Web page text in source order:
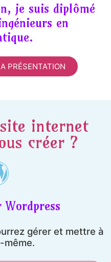
je suis diplômé
en
PRÉSENTATION
internet
créer ?
Wordpress
gérer et mettre à
même.